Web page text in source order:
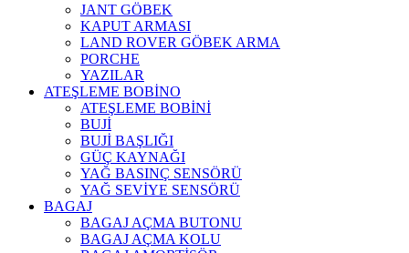
JANT GÖBEK
KAPUT ARMASI
LAND ROVER GÖBEK ARMA
PORCHE
YAZILAR
ATEŞLEME BOBİNO
ATEŞLEME BOBİNİ
BUJİ
BUJİ BAŞLIĞI
GÜÇ KAYNAĞI
YAĞ BASINÇ SENSÖRÜ
YAĞ SEVİYE SENSÖRÜ
BAGAJ
BAGAJ AÇMA BUTONU
BAGAJ AÇMA KOLU